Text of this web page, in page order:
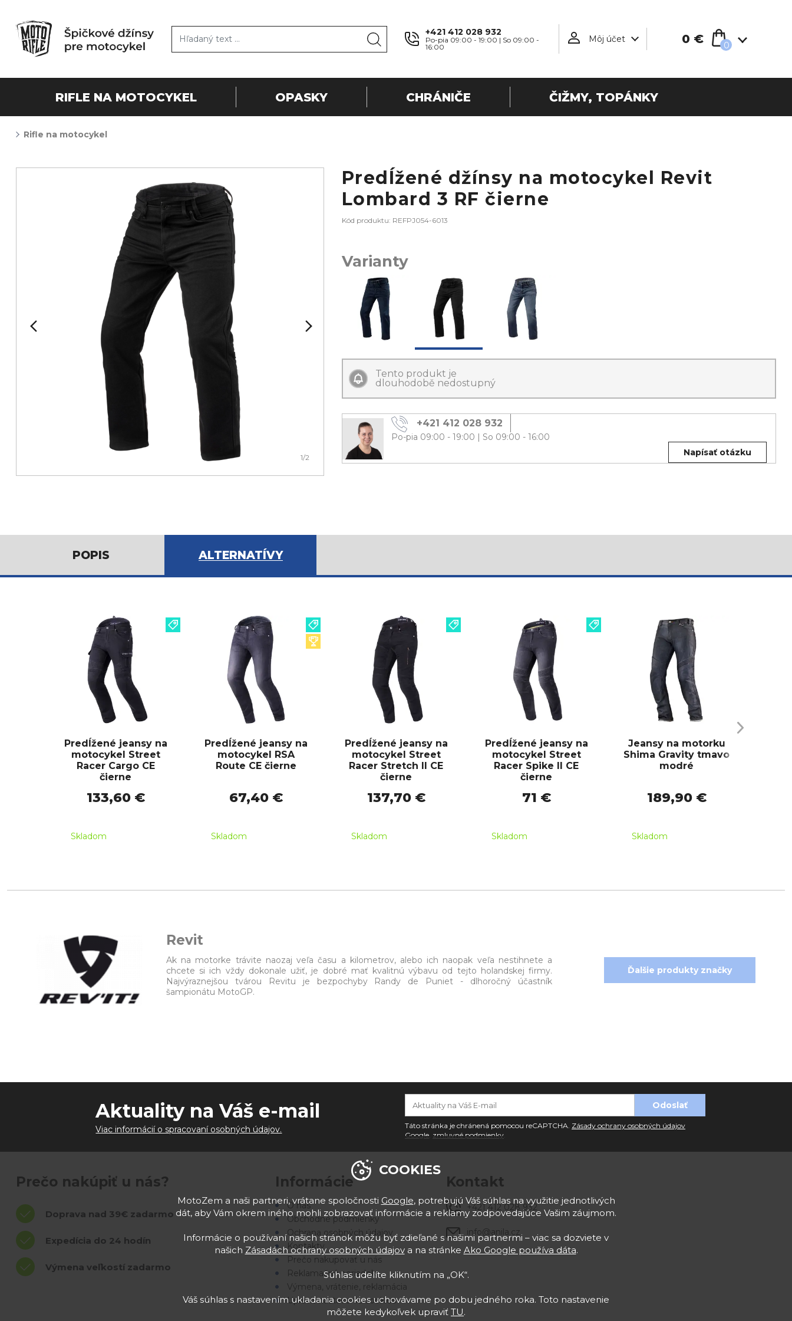
+421 412 028 932
Po-pia 09:00 - 19:00 | So 09:00 -
16:00
Môj účet 0 € 0
RIFLE NA MOTOCYKEL OPASKY CHRÁNIČE ČIŽMY, TOPÁNKY
Rifle na motocykel
Predĺžené džínsy na motocykel Revit
Lombard 3 RF čierne
Kód produktu: REFPJ054-6013
1/2
Varianty
Tento produkt je
dlouhodobě nedostupný
+421 412 028 932
Po-pia 09:00 - 19:00 | So 09:00 - 16:00
Napísať otázku
POPIS ALTERNATÍVY
Predĺžené jeansy na
motocykel Street
Racer Cargo CE
čierne
133,60 €
Skladom
Predĺžené jeansy na
motocykel RSA
Route CE čierne
67,40 €
Skladom
Predĺžené jeansy na
motocykel Street
Racer Stretch II CE
čierne
137,70 €
Skladom
Predĺžené jeansy na
motocykel Street
Racer Spike II CE
čierne
71 €
Skladom
Jeansy na motorku
Shima Gravity tmavo
modré
189,90 €
Skladom
Revit
Ak na motorke trávite naozaj veľa času a kilometrov, alebo ich naopak veľa nestihnete a
chcete si ich vždy dokonale užiť, je dobré mať kvalitnú výbavu od tejto holandskej firmy.
Najvýraznejšou tvárou Revitu je bezpochyby Randy de Puniet - dlhoročný účastník
šampionátu MotoGP.
Ďalšie produkty značky
Aktuality na Váš e-mail
Viac informácií o spracovaní osobných údajov. Táto stránka je chránená pomocou reCAPTCHA. Zásady ochrany osobných údajov
Google zmluvné podmienky
Prečo nakúpiť u nás?
Doprava nad 39€ zadarmo
Expedícia do 24 hodín
Výmena veľkostí zadarmo
Informácie
O nás
Obchodné podmienky
Ochrana osobných údajov
Kontakty
Prečo nakupovať u nás
Reklamačný poriadok
Výmena, vrátenie, reklamácia
Upraviť nastavenia cookies
Kontakt
+421 412 028 932
info@anila.cz
COOKIES
MotoZem a naši partneri, vrátane spoločnosti Google, potrebujú Váš súhlas na využitie jednotlivých
dát, aby Vám okrem iného mohli zobrazovať informácie a reklamy zodpovedajúce Vašim záujmom.
Informácie o používaní našich stránok môžu byť zdieľané s našimi partnermi – viac sa dozviete v
našich Zásadách ochrany osobných údajova na stránke Ako Google používa dáta.
Súhlas udelíte kliknutím na „OK“.
Váš súhlas s nastavením ukladania cookies uchovávame po dobu jedného roka. Toto nastavenie
môžete kedykoľvek upraviť TU.